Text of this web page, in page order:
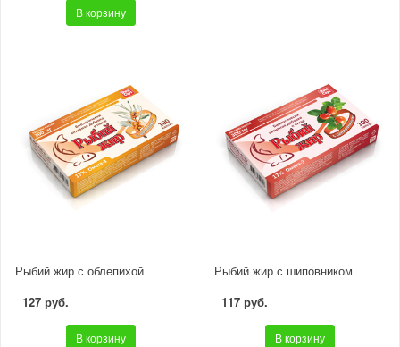
В корзину
Рыбий жир с облепихой
127 руб.
В корзину
Рыбий жир с шиповником
117 руб.
В корзину